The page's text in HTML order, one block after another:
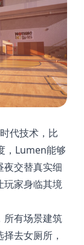
代技术，比
，Lumen能够
夜交替真实细
玩家身临其境
所有场景建筑
去女厕所，